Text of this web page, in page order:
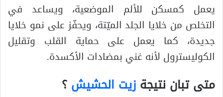
يعمل كمسكن للألم الموضعية، ويساعد في
التخلص من خلايا الجلد الميّتة، ويحفّز على نمو خلايا
جديدة، كما يعمل على حماية القلب وتقليل
الكوليسترول لأنه غني بمضادات الأكسدة.
متى تبان نتيجة زيت الحشيش ؟